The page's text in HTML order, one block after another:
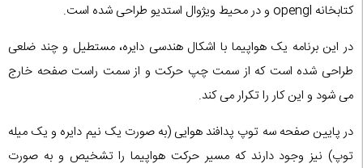
کتابخانه opengl و در محیط ویژوال استدیو طراحی شده است.
در این برنامه یک هواپیما با اشکال هندسی دایره، مستطیل و چند ضلعی
طراحی شده است که از سمت چپ حرکت و از سمت راست صفحه خارج
می شود و این کار را تکرار می کند.
در پایین صفحه سه توپ پدافند هوایی (به صورت یک نیم دایره و یک میله
توپ) نیز وجود دارند که مسیر حرکت هواپیما را تشخیص و به صورت